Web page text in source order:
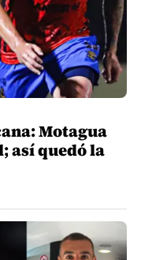
Motagua
así quedó la